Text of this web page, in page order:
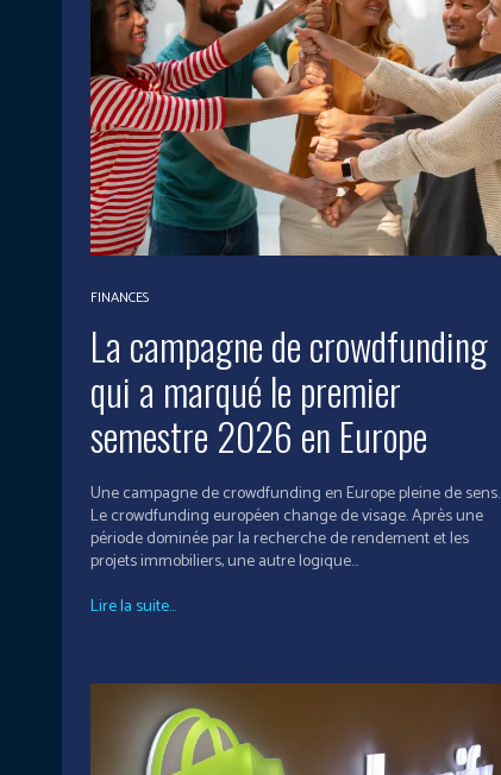
FINANCES
La campagne de crowdfunding
qui a marqué le premier
semestre 2026 en Europe
Une campagne de crowdfunding en Europe pleine de sens.
Le crowdfunding européen change de visage. Après une
période dominée par la recherche de rendement et les
projets immobiliers, une autre logique...
Lire la suite...